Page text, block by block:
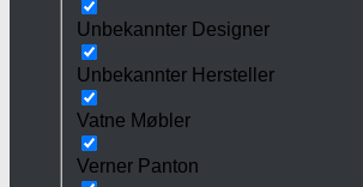
Unbekannter Designer
Unbekannter Hersteller
Vatne Møbler
Verner Panton